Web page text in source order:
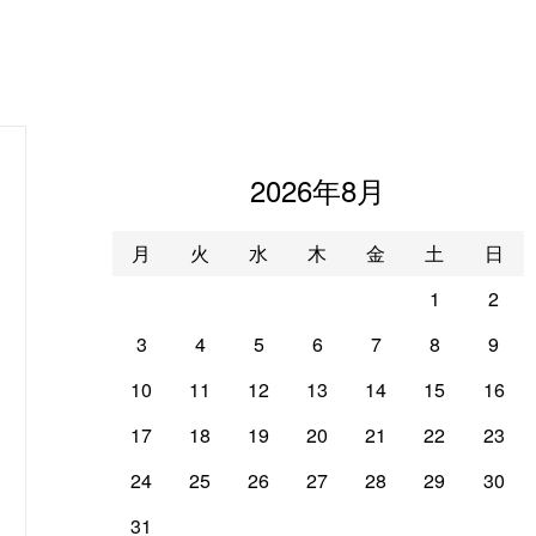
2026年8月
月 火 水 木 金 土
日
1
2
3
4 5 6 7 8
9
10
11 12 13 14 15
16
17
18 19 20 21 22
23
24
25 26 27 28 29
30
31